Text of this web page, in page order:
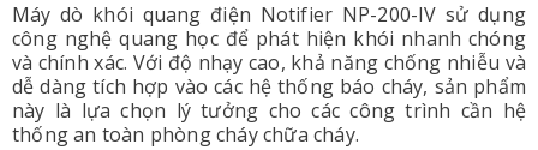
Máy dò khói quang điện Notifier NP-200-IV sử dụng
công nghệ quang học để phát hiện khói nhanh chóng
và chính xác. Với độ nhạy cao, khả năng chống nhiễu và
dễ dàng tích hợp vào các hệ thống báo cháy, sản phẩm
này là lựa chọn lý tưởng cho các công trình cần hệ
thống an toàn phòng cháy chữa cháy.